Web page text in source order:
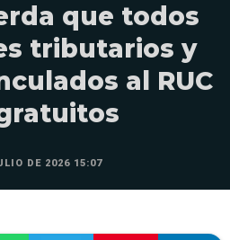
que todos
tributarios y
al RUC
DE 2026 15:07